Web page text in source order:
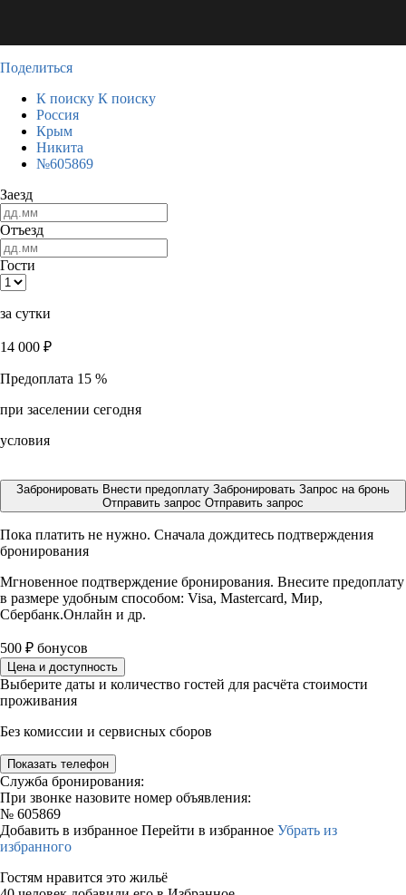
Поделиться
К поиску К поиску
Россия
Крым
Никита
№605869
Заезд
Отъезд
Гости
за сутки
14 000 ₽
Предоплата 15 %
при заселении сегодня
условия
Забронировать Внести предоплату Забронировать Запрос на бронь
Отправить запрос Отправить запрос
Пока платить не нужно. Сначала дождитесь подтверждения
бронирования
Мгновенное подтверждение бронирования. Внесите предоплату
в размере удобным способом: Visa, Mastercard, Мир,
Сбербанк.Онлайн и др.
500 ₽ бонусов
Цена и доступность
Выберите даты и количество гостей для расчёта стоимости
проживания
Без комиссии и сервисных сборов
Показать телефон
Служба бронирования:
При звонке назовите номер объявления:
№ 605869
Добавить в избранное Перейти в избранное Убрать из
избранного
Гостям нравится это жильё